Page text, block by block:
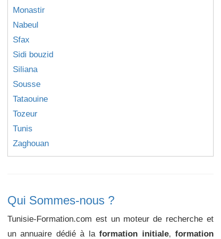
Monastir
Nabeul
Sfax
Sidi bouzid
Siliana
Sousse
Tataouine
Tozeur
Tunis
Zaghouan
Qui Sommes-nous ?
Tunisie-Formation.com est un moteur de recherche et
un annuaire dédié à laformation initiale,formation